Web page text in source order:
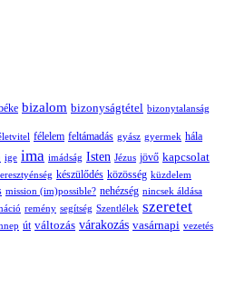
béke bizalom bizonyságtétel bizonytalanság
félelem feltámadás gyász gyermek hála
ige ima imádság Isten Jézus jövő kapcsolat
készülődés közösség küzdelem
mission (im)possible? nehézség nincsek áldása
remény segítség Szentlélek szeretet
út változás várakozás vasárnapi vezetés